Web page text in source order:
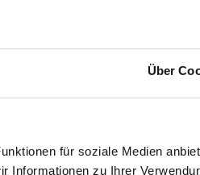
Über
für soziale Medien
Informationen zu Ihrer
Zirconia